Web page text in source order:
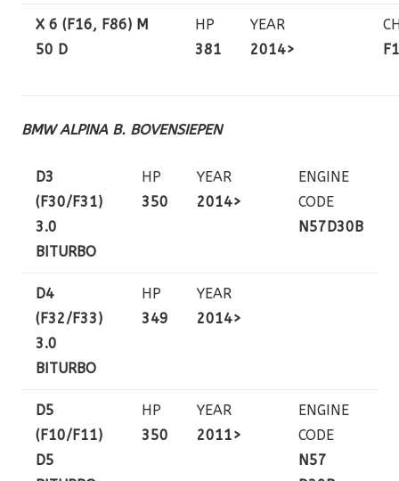
X 6 (F16, F86) M
50 D
HP
381
YEAR
2014>
BMW ALPINA B. BOVENSIEPEN
D3
(F30/F31)
3.0
BITURBO
HP
350
YEAR
2014>
ENGINE
CODE
N57D30B
D4
(F32/F33)
3.0
BITURBO
HP
349
YEAR
2014>
D5
(F10/F11)
D5
HP
350
YEAR
2011>
ENGINE
CODE
N57